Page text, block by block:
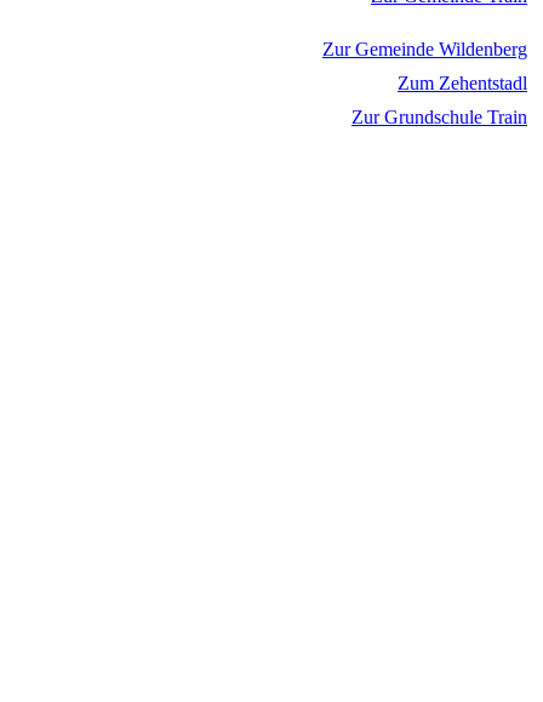
Zur Gemeinde Wildenberg
Zum Zehentstadl
Zur Grundschule Train